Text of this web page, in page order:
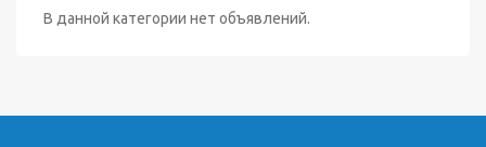
В данной категории нет объявлений.